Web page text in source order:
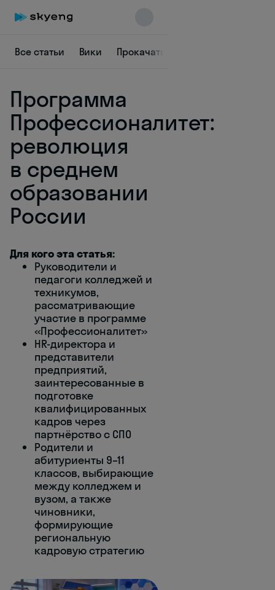
Все статьи Вики Прокачать язык
Программа
Профессионалитет:
революция
в среднем
образовании
России
Для кого эта статья:
Руководители и
педагоги колледжей и
техникумов,
рассматривающие
участие в программе
«Профессионалитет»
HR-директора и
представители
предприятий,
заинтересованные в
подготовке
квалифицированных
кадров через
партнёрство с СПО
Родители и
абитуриенты 9–11
классов, выбирающие
между колледжем и
вузом, а также
чиновники,
формирующие
региональную
кадровую стратегию
online